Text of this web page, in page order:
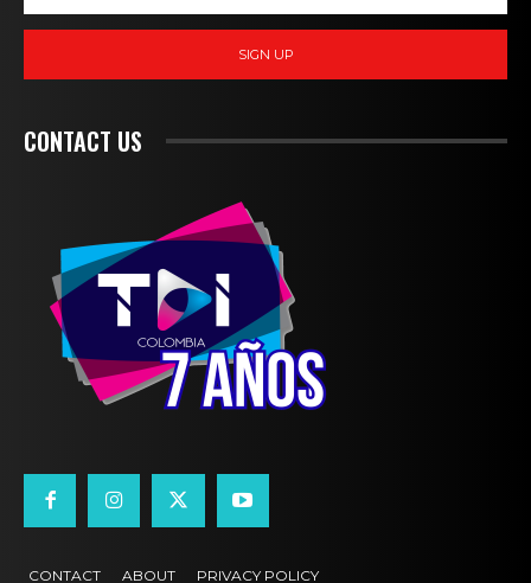
SIGN UP
CONTACT US
CONTACT ABOUT PRIVACY POLICY